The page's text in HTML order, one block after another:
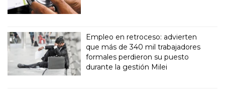
Empleo en retroceso: advierten
que más de 340 mil trabajadores
formales perdieron su puesto
durante la gestión Milei